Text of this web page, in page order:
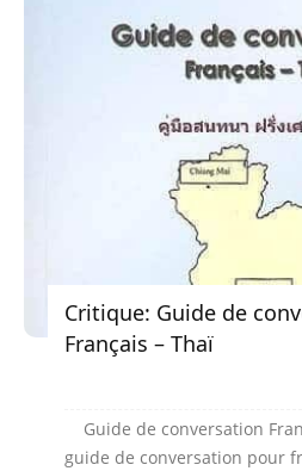
Critique: Guide de
Français – Thaï
Guide de conversation
guide de conversation pour